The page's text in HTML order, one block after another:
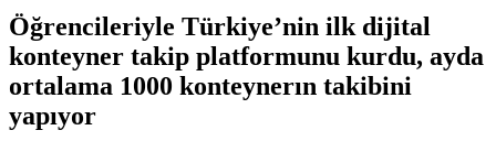
Öğrencileriyle Türkiye’nin ilk dijital
konteyner takip platformunu kurdu, ayda
ortalama 1000 konteynerın takibini
yapıyor